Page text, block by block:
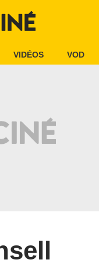
VIDÉOS VOD